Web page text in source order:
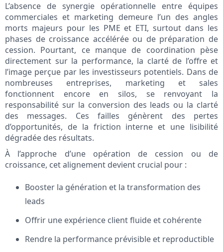
L’absence de synergie opérationnelle entre équipes
commerciales et marketing demeure l’un des angles
morts majeurs pour les PME et ETI, surtout dans les
phases de croissance accélérée ou de préparation de
cession. Pourtant, ce manque de coordination pèse
directement sur la performance, la clarté de l’offre et
l’image perçue par les investisseurs potentiels. Dans de
nombreuses entreprises, marketing et sales
fonctionnent encore en silos, se renvoyant la
responsabilité sur la conversion des leads ou la clarté
des messages. Ces failles génèrent des pertes
d’opportunités, de la friction interne et une lisibilité
dégradée des résultats.
À l’approche d’une opération de cession ou de
croissance, cet alignement devient crucial pour :
Booster la génération et la transformation des
leads
Offrir une expérience client fluide et cohérente
Rendre la performance prévisible et reproductible